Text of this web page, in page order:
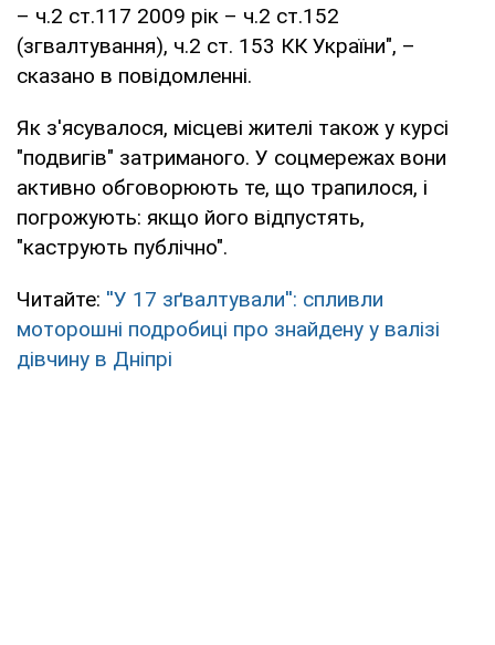
– ч.2 ст.117 2009 рік – ч.2 ст.152
(згвалтування), ч.2 ст. 153 КК України", –
сказано в повідомленні.
Як з'ясувалося, місцеві жителі також у курсі
"подвигів" затриманого. У соцмережах вони
активно обговорюють те, що трапилося, і
погрожують: якщо його відпустять,
"каструють публічно".
Читайте: ''У 17 зґвалтували'': спливли
моторошні подробиці про знайдену у валізі
дівчину в Дніпрі